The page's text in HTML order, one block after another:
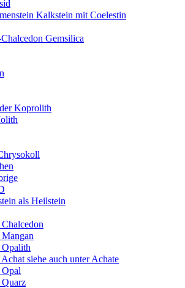
Kalkstein mit Coelestin
Gemsilica
Koprolith
als Heilstein
siehe auch unter Achate